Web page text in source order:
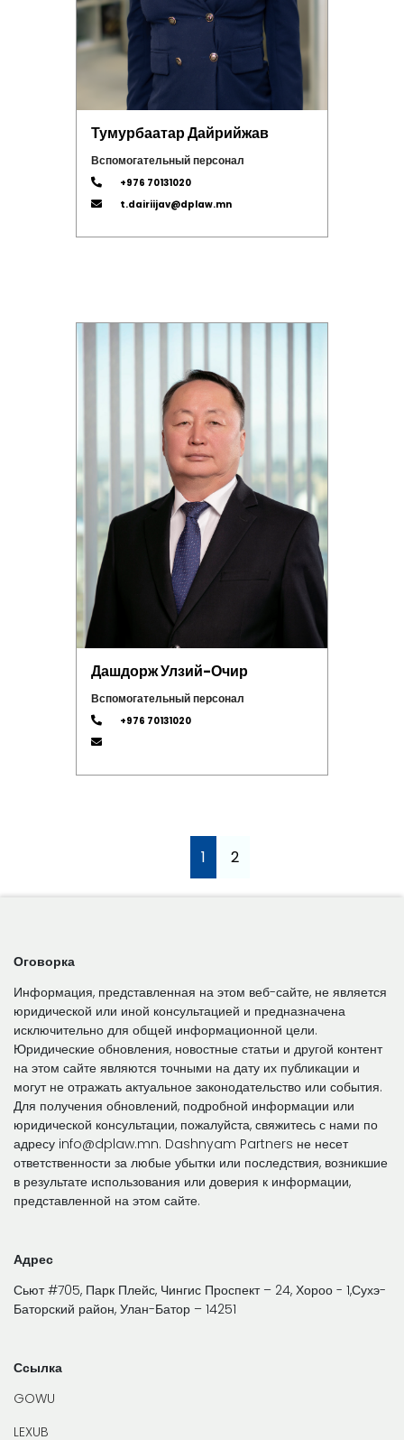
Тумурбаатар Дайрийжав
Вспомогательный персонал
+976 70131020
t.dairiijav@dplaw.mn
Дашдорж Улзий-Очир
Вспомогательный персонал
+976 70131020
1 2
Оговорка
Информация, представленная на этом веб-сайте, не является
юридической или иной консультацией и предназначена
исключительно для общей информационной цели.
Юридические обновления, новостные статьи и другой контент
на этом сайте являются точными на дату их публикации и
могут не отражать актуальное законодательство или события.
Для получения обновлений, подробной информации или
юридической консультации, пожалуйста, свяжитесь с нами по
адресу info@dplaw.mn. Dashnyam Partners не несет
ответственности за любые убытки или последствия, возникшие
в результате использования или доверия к информации,
представленной на этом сайте.
Адрес
Сьют #705, Парк Плейс, Чингис Проспект – 24, Хороо - 1,Сухэ-
Баторский район, Улан-Батор – 14251
Ссылка
GOWU
LEXUB